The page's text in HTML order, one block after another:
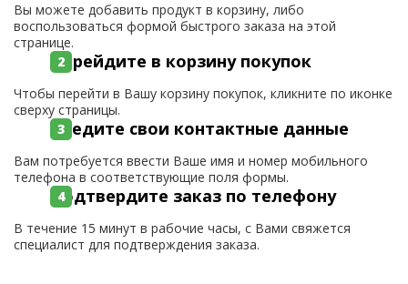
Вы можете добавить продукт в корзину, либо
воспользоваться формой быстрого заказа на этой
странице.
Перейдите в корзину покупок
Чтобы перейти в Вашу корзину покупок, кликните по иконке
сверху страницы.
Введите свои контактные данные
Вам потребуется ввести Ваше имя и номер мобильного
телефона в соответствующие поля формы.
Подтвердите заказ по телефону
В течение 15 минут в рабочие часы, с Вами свяжется
специалист для подтверждения заказа.